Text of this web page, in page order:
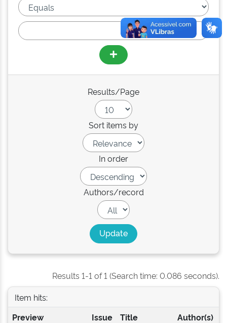
Results/Page
Sort items by
In order
Authors/record
Results 1-1 of 1 (Search time: 0.086 seconds).
Item hits:
Preview
Issue
Title Author(s)